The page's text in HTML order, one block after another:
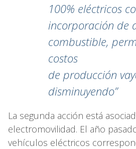
100% eléctricos
incorporación de
combustible,
costos
de producción
disminuyendo”
La segunda acción está
electromovilidad. El año
vehículos eléctricos